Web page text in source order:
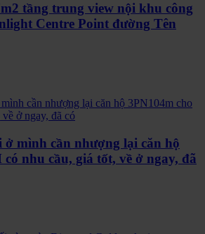
tầng trung view nội khu công
Centre Point đường Tên
ở mình cần nhượng lại căn hộ
nhu cầu, giá tốt, về ở ngay, đã